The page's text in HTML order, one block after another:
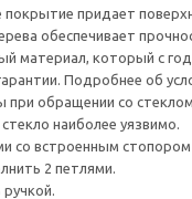
придает
обеспечивает
материал, который с
Подробнее об
обращении со
наиболее уязвимо.
со встроенным
2 петлями.